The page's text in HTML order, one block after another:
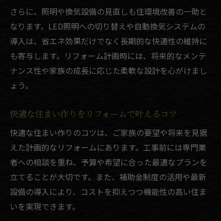
九州電力卒FIT対策リフォームの進め方
売電終了後の家計防衛に役立つリフォーム
術
リフォームで売電終了時の自家消費化を促
進
紹介
太陽光自家消費リフォームの実例と効果を
解説
狭いトイレ空間改善リフォーム実例のポイ
ント
実際のリフォーム事例から学ぶ快適住まい
作り
さらに、照明や換気設備の見直しも住環境改善の一助と
なります。LED照明への切り替えや自動換気システムの
導入は、省エネ効果だけでなく長期的な快適性の維持に
も寄与します。リフォーム計画時には、将来的なメンテ
ナンス性や家族の成長に応じた柔軟な設計を心がけまし
ょう。
快適な住まい作りをリフォームで叶えるコツ
快適な住まい作りのコツは、ご家族の要望や将来を見据
えた計画的なリフォームにあります。工事前には専門業
者への相談を重ね、予算や希望に合った最適なプランを
立てることが大切です。また、補助金制度の活用や最新
設備の導入により、コストを抑えつつ機能性の高い住ま
いを実現できます。